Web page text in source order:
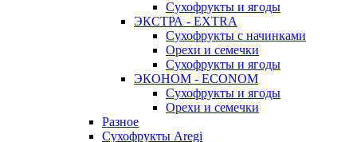
Сухофрукты и ягоды
ЭКСТРА - EXTRA
Сухофрукты с начинками
Орехи и семечки
Сухофрукты и ягоды
ЭКОНОМ - ECONOM
Сухофрукты и ягоды
Орехи и семечки
Разное
Сухофрукты Aregi